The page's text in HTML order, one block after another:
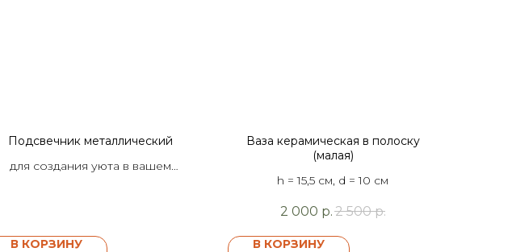
Подсвечник металлический
для создания уюта в вашем
В КОРЗИНУ
Ваза керамическая в полоску
(малая)
h = 15,5 см, d = 10 см
2 000 р.2 500 р.
В КОРЗИНУ